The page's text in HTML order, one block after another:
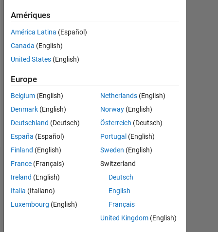
Actif
depuis
2022
0
Following:
0
Follow
Tableau de bord
Statistiques
MATLAB Answers
Amériques
América Latina (Español)
Canada (English)
United States (English)
Europe
Belgium (English)
Denmark (English)
Deutschland (Deutsch)
España (Español)
Finland (English)
France (Français)
Ireland (English)
Italia (Italiano)
Luxembourg (English)
Netherlands(English)
Norway(English)
Österreich (Deutsch)
Portugal (English)
Sweden (English)
Switzerland
Deutsch
English
Français
United Kingdom(English)